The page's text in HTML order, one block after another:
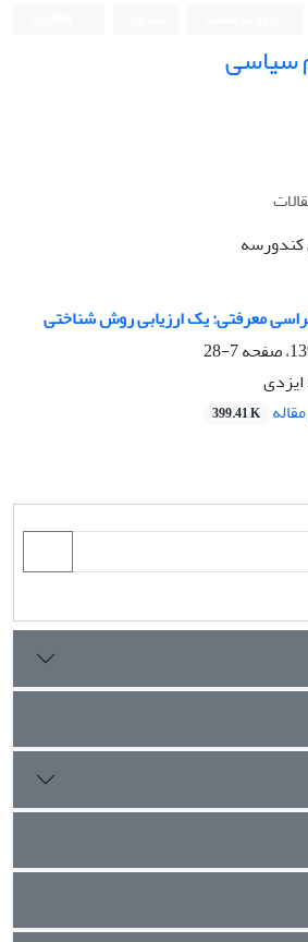
سیاسی
معرفتی: یک ارزیابی روش شناختی
7-28
399.41 K